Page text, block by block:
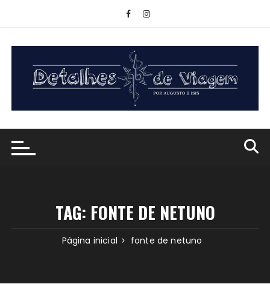
conteúdo
TAG: FONTE DE NETUNO
Página inicial fonte de netuno